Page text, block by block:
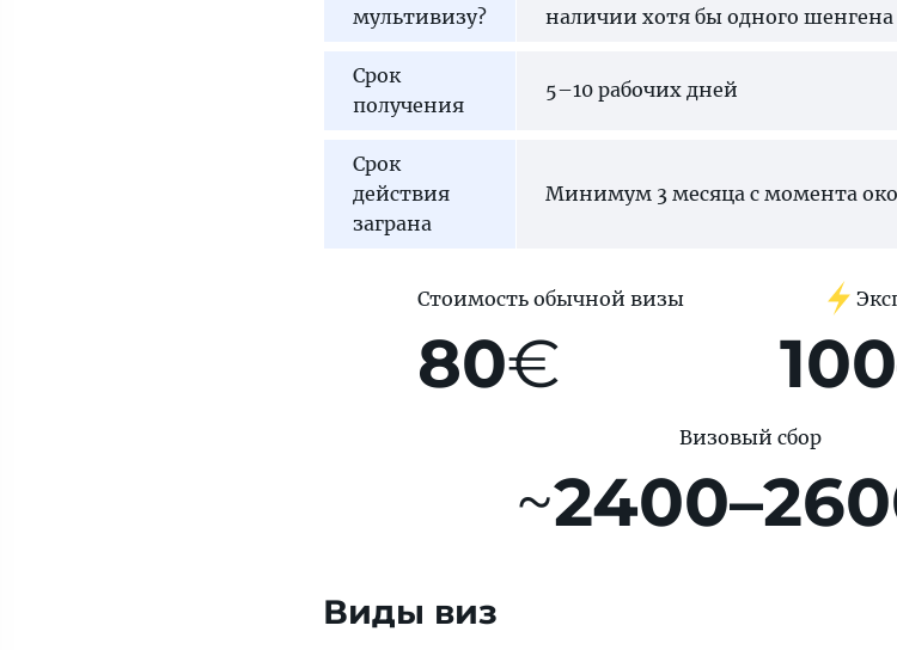
мультивизу?
наличии хотя бы одного
Срок
получения
5–10 рабочих дней
Срок
действия
заграна
Минимум 3 месяца с момента
Стоимость обычной визы
80€
Визовый сбор
~
Виды виз